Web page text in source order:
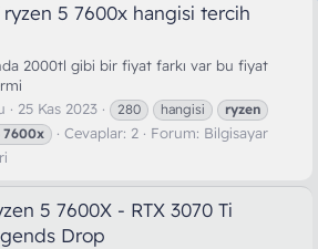
5 7600x hangisi tercih
2000tl gibi bir fiyat farkı var bu fiyat
25 Kas 2023 280 hangisi
ryzen
7600x Cevaplar: 2 Forum: Bilgisayar
5 7600X - RTX 3070 Ti
Drop